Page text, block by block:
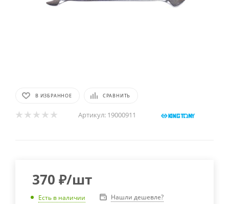
В ИЗБРАННОЕ СРАВНИТЬ
Артикул: 19000911
370 ₽/шт
Есть в наличии Нашли дешевле?